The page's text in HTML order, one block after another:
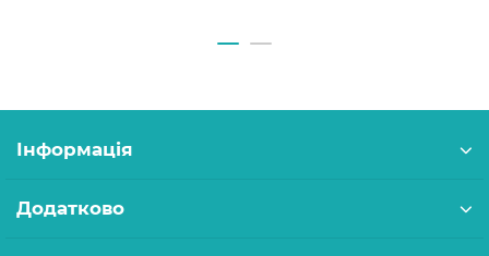
Інформація
Додатково